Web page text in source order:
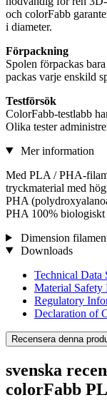
och colorFabb
i diameter.
Förpackning
Spolen förpackas
packas varje enskild
Testförsök
ColorFabb-testlabb
Olika tester
Mer information
Med PLA / PHA-
tryckmaterial med
PHA
PHA 100% biologiskt
Dimension
Downloads
Technical Data
Material Safety
Regulatory
Declaration of
Recensera denna
svenska
colorFabb